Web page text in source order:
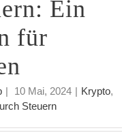
Ein
für
| 10 Mai, 2024 | Krypto,
Steuern